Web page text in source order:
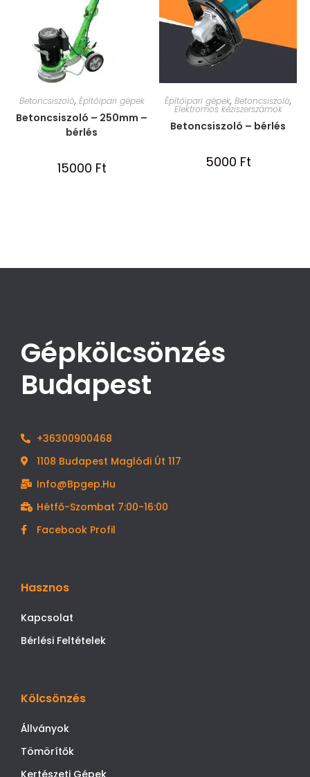
Betoncsiszoló, Építőipari gépek
Betoncsiszoló – 250mm –
bérlés
15000 Ft
Építőipari gépek,Betoncsiszoló,
Elektromos kéziszerszámok
Betoncsiszoló – bérlés
5000 Ft
Gépkölcsönzés
Budapest
+36300900468
1108 Budapest Maglódi Út 117
Info@bpgep.hu
Hétfő-Szombat 7:00-16:00
Facebook Profil
Hasznos
Kapcsolat
Bérlési Feltételek
Kölcsönzés
Állványok
Tömörítők
Kertészeti Gépek